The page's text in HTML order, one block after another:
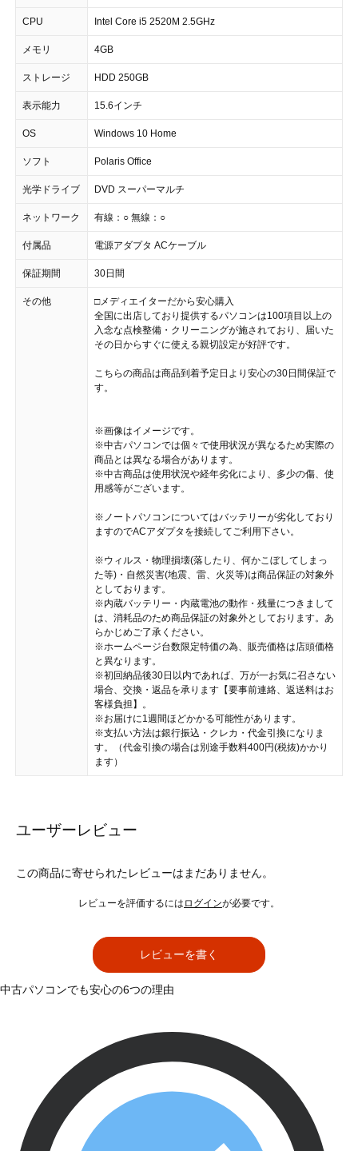
CPU Intel Core i5 2520M 2.5GHz
メモリ 4GB
ストレージ HDD 250GB
表示能力 15.6インチ
OS Windows 10 Home
ソフト Polaris Office
光学ドライブ DVD スーパーマルチ
ネットワーク 有線：○ 無線：○
付属品 電源アダプタ ACケーブル
保証期間 30日間
その他
□メディエイターだから安心購入
全国に出店しており提供するパソコンは100項目以上の
入念な点検整備・クリーニングが施されており、届いた
その日からすぐに使える親切設定が好評です。
こちらの商品は商品到着予定日より安心の30日間保証で
す。
※画像はイメージです。
※中古パソコンでは個々で使用状況が異なるため実際の
商品とは異なる場合があります。
※中古商品は使用状況や経年劣化により、多少の傷、使
用感等がございます。
※ノートパソコンについてはバッテリーが劣化しており
ますのでACアダプタを接続してご利用下さい。
※ウィルス・物理損壊(落したり、何かこぼしてしまっ
た等)・自然災害(地震、雷、火災等)は商品保証の対象外
としております。
※内蔵バッテリー・内蔵電池の動作・残量につきまして
は、消耗品のため商品保証の対象外としております。あ
らかじめご了承ください。
※ホームページ台数限定特価の為、販売価格は店頭価格
と異なります。
※初回納品後30日以内であれば、万が一お気に召さない
場合、交換・返品を承ります【要事前連絡、返送料はお
客様負担】。
※お届けに1週間ほどかかる可能性があります。
※支払い方法は銀行振込・クレカ・代金引換になりま
す。（代金引換の場合は別途手数料400円(税抜)かかり
ます）
ユーザーレビュー
この商品に寄せられたレビューはまだありません。
レビューを評価するには ログインが必要です。
レビューを書く
中古パソコンでも安心の6つの理由